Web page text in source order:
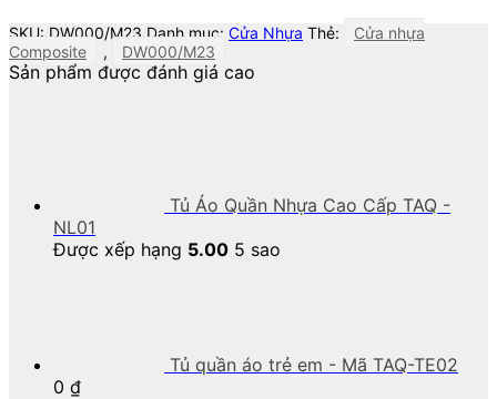
SKU: DW000/M23 Danh mục: Cửa Nhựa Thẻ:
Cửa nhựa
Composite
, DW000/M23
Sản phẩm được đánh giá cao
Tủ Áo Quần Nhựa Cao Cấp TAQ -
NL01
Được xếp hạng 5.00 5 sao
Tủ quần áo trẻ em - Mã TAQ-TE02
0 ₫